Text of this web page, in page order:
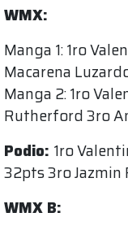
WMX:
Manga 1: 1ro
Macarena
Manga 2: 1ro
Rutherford 3ro
Podio: 1ro
32pts 3ro
WMX B: